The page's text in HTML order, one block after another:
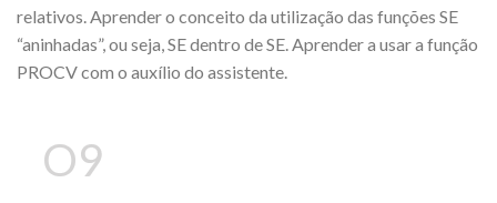
relativos. Aprender o conceito da utilização das funções SE
“aninhadas”, ou seja, SE dentro de SE. Aprender a usar a função
PROCV com o auxílio do assistente.
O9